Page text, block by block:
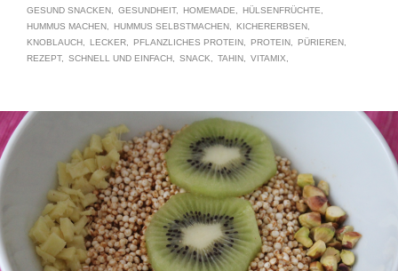
GESUND SNACKEN
GESUNDHEIT HOMEMADE
HÜLSENFRÜCHTE
HUMMUS MACHEN
HUMMUS SELBSTMACHEN
KICHERERBSEN
KNOBLAUCH
LECKER PFLANZLICHES PROTEIN PROTEIN
PÜRIEREN
REZEPT
SCHNELL UND EINFACH SNACK TAHIN VITAMIX